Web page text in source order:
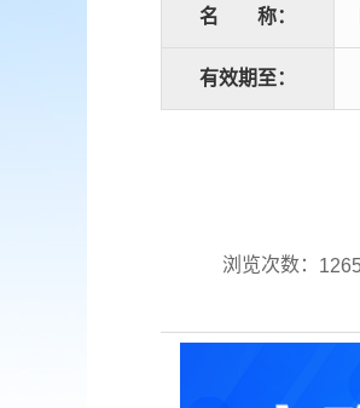
名 称：
有效期至：
浏览次数：